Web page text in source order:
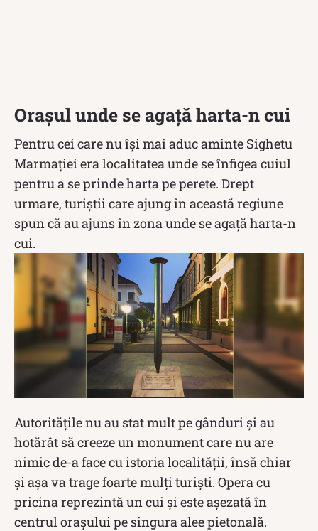
Orașul unde se agață harta-n cui
Pentru cei care nu își mai aduc aminte Sighetu
Marmației era localitatea unde se înfigea cuiul
pentru a se prinde harta pe perete. Drept
urmare, turiștii care ajung în această regiune
spun că au ajuns în zona unde se agață harta-n
cui.
Autoritățile nu au stat mult pe gânduri și au
hotărât să creeze un monument care nu are
nimic de-a face cu istoria localității, însă chiar
și așa va trage foarte mulți turiști. Opera cu
pricina reprezintă un cui și este așezată în
centrul orașului pe singura alee pietonală.